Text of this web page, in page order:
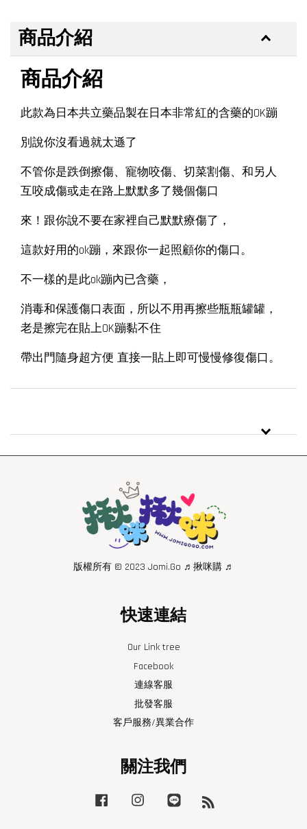
商品介紹
商品介紹
此款為日本共立藥品製在日本非常紅的含藥的OK蹦
別說你沒看過就太遜了
不管你是跌倒擦傷、寵物咬傷、切菜割傷、和另人
互咬成傷或走在路上默默多了幾個傷口
來！跟你說不要在家裡自己默默療傷了，
這款好用的ok蹦，來跟你一起照顧你的傷口。
不一樣的是此ok蹦內已含藥，
消毒和保護傷口表面，所以不用再擦些瓶瓶罐罐，
老是擦完在貼上OK蹦黏不住
帶出門隨身超方便 直接一貼上即可慢慢修復傷口。
版權所有 © 2023 Jomi.Go ♬揪咪購 ♬
快速連結
Our Link tree
Facebook
連線客服
批發客服
客戶服務/異業合作
關注我們
Facebook Instagram